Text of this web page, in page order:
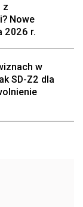
z
Nowe
2026 r.
w
SD-Z2 dla